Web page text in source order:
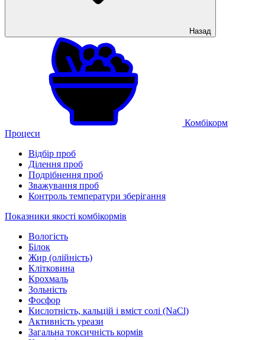
Назад
Комбікорм
Процеси
Відбір проб
Ділення проб
Подрібнення проб
Зважування проб
Контроль температури зберігання
Показники якості комбікормів
Вологість
Білок
Жир (олійність)
Клітковина
Крохмаль
Зольність
Фосфор
Кислотність, кальцій і вміст солі (NaCl)
Активність уреази
Загальна токсичність кормів